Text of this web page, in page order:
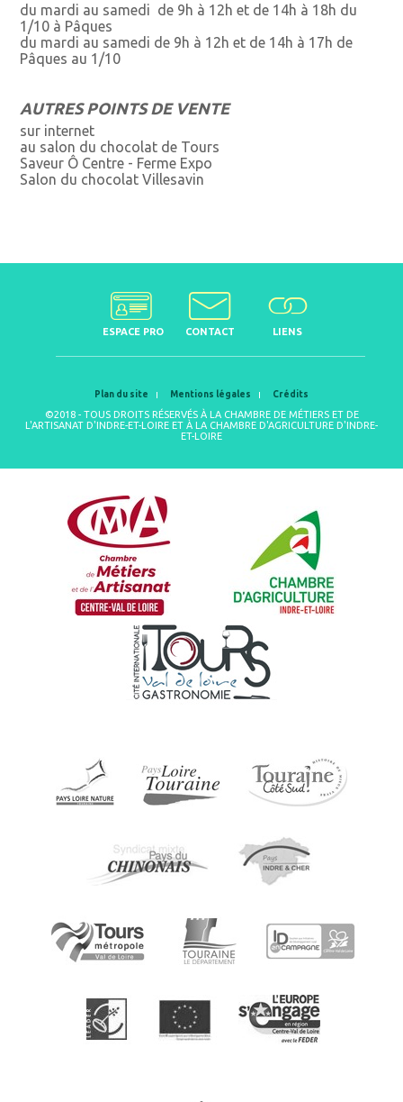
du mardi au samedi de 9h à 12h et de 14h à 18h du
1/10 à Pâques
du mardi au samedi de 9h à 12h et de 14h à 17h de
Pâques au 1/10
AUTRES POINTS DE VENTE
sur internet
au salon du chocolat de Tours
Saveur Ô Centre - Ferme Expo
Salon du chocolat Villesavin
ESPACE PRO CONTACT LIENS
Plan du site Mentions légales Crédits
©2018 - TOUS DROITS RÉSERVÉS À LA CHAMBRE DE MÉTIERS ET DE
L'ARTISANAT D'INDRE-ET-LOIRE ET À LA CHAMBRE D'AGRICULTURE D'INDRE-
ET-LOIRE